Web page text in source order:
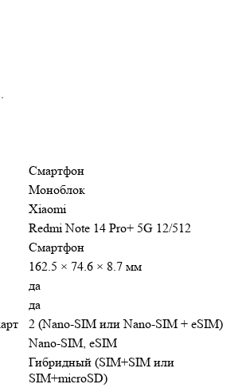
Смартфон
Моноблок
Xiaomi
Redmi Note 14 Pro+ 5G 12/512
Смартфон
162.5 × 74.6 × 8.7 мм
да
да
2 (Nano-SIM или Nano-SIM + eSIM)
Nano-SIM, eSIM
Гибридный (SIM+SIM или
SIM+microSD)